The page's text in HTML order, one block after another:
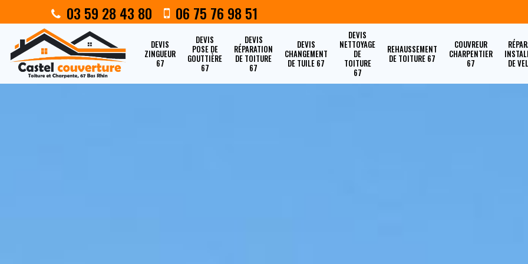
03 59 28 43 80 06 75 76 98 51
DEVIS
ZINGUEUR
67
DEVIS
POSE DE
GOUTTIÈRE
67
DEVIS
RÉPARATION
DE TOITURE
67
DEVIS
CHANGEMENT
DE TUILE 67
DEVIS
NETTOYAGE
DE
TOITURE
67
REHAUSSEMENT
DE TOITURE 67
COUVREUR
CHARPENTIER
67
DE